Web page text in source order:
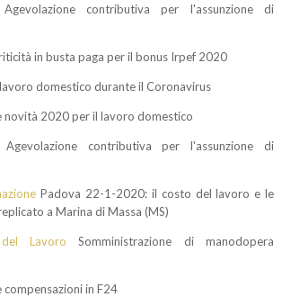
Agevolazione contributiva per l'assunzione di
in busta paga per il bonus Irpef 2020
domestico durante il Coronavirus
novità 2020 per il lavoro domestico
Agevolazione contributiva per l'assunzione di
Padova 22-1-2020: il costo del lavoro e le
a Marina di Massa (MS)
Lavoro Somministrazione di manodopera
compensazioni in F24